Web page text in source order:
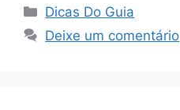
Categorias
Dicas Do Guia
Deixe um comentário